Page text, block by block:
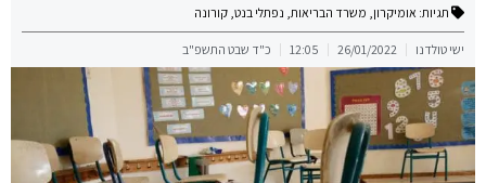
תגיות: אומיקרון, משרד הבריאות, נפתלי בנט, קורונה
ישי טולדנו 26/01/2022
12:05 כ"ד שבט התשפ"ב